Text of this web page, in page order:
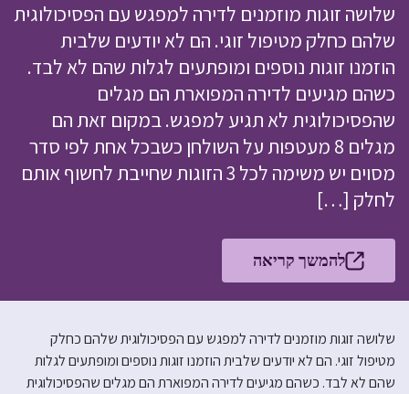
שלושה זוגות מוזמנים לדירה למפגש עם הפסיכולוגית
שלהם כחלק מטיפול זוגי. הם לא יודעים שלבית
הוזמנו זוגות נוספים ומופתעים לגלות שהם לא לבד.
כשהם מגיעים לדירה המפוארת הם מגלים
שהפסיכולוגית לא תגיע למפגש. במקום זאת הם
מגלים 8 מעטפות על השולחן כשבכל אחת לפי סדר
מסוים יש משימה לכל 3 הזוגות שחייבת לחשוף אותם
לחלק […]
להמשך קריאה
שלושה זוגות מוזמנים לדירה למפגש עם הפסיכולוגית שלהם כחלק
מטיפול זוגי. הם לא יודעים שלבית הוזמנו זוגות נוספים ומופתעים לגלות
שהם לא לבד. כשהם מגיעים לדירה המפוארת הם מגלים שהפסיכולוגית